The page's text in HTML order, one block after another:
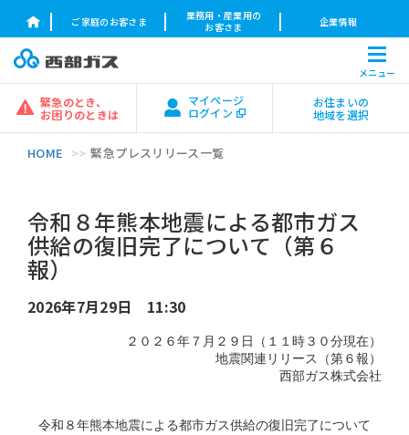
ご家庭のお客さま
業務用・産業用の
お客さま
企業情報
メニュー
緊急のとき、
お困りのときは
マイページ
ログイン
お住まいの
地域を選択
HOME 緊急プレスリリース一覧
令和８年熊本地震による都市ガス
供給の復旧完了について（第６
報）
2026年7月29日 11:30
２０２６年７月２９日（１１時３０分現在）
地震関連リリース（第６報）
西部ガス株式会社
令和８年熊本地震による都市ガス供給の復旧完了について